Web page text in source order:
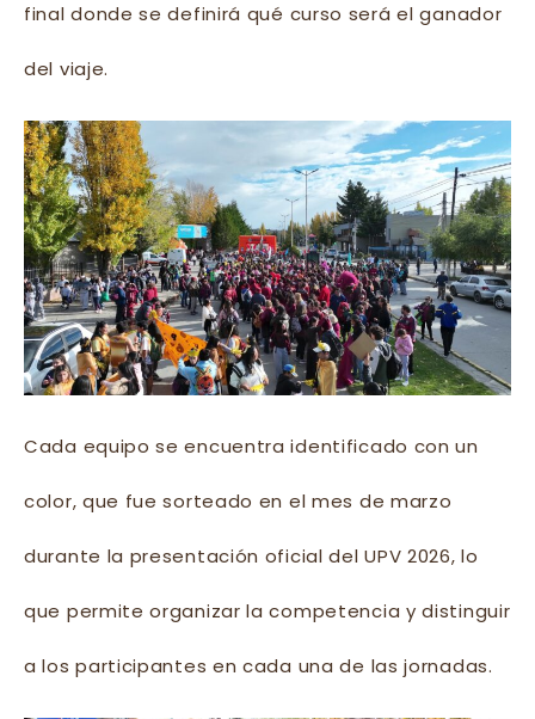
final donde se definirá qué curso será el ganador
del viaje.
Cada equipo se encuentra identificado con un
color, que fue sorteado en el mes de marzo
durante la presentación oficial del UPV 2026, lo
que permite organizar la competencia y distinguir
a los participantes en cada una de las jornadas.